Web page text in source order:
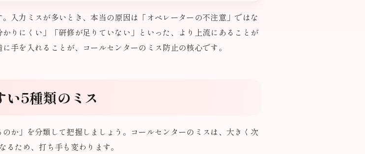
。入力ミスが多いとき、本当の原因は「オペレーターの不注意」ではな
りにくい」「研修が足りていない」といった、より上流にあることが
手を入れることが、コールセンターのミス防止の核心です。
い5種類のミス
か」を分類して把握しましょう。コールセンターのミスは、大きく次
ため、打ち手も変わります。